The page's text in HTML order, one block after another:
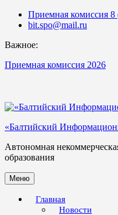
Skip
Приемная комиссия 8
bit.spo@mail.ru
Важное:
Приемная комиссия 2026
«Балтийский
Автономная
образования
Меню
Главная
Новости